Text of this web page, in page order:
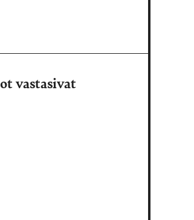
vastasivat